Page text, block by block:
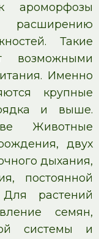
ароморфозы
Такие
возможными
Именно
крупные
и выше.
Животные
двух
дыхания,
постоянной
растений
семян,
системы и